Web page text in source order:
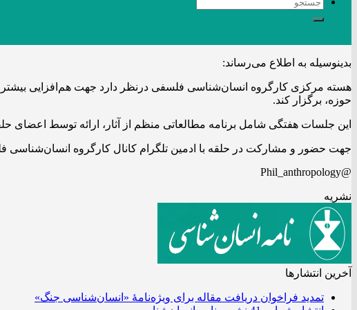
بدینوسیله به اطلاع می‌رساند:
هسته مرکزی کارگروه انسان‌شناسی فلسفی درنظر دارد جهت هم‌افزایی
حوزه، برگزار کند.
این جلسات هفتگی شامل برنامه مطالعاتی منظم از آثار، ارائه توسط اعضای
جهت حضور و مشارکت در حلقه با ادمین تلگرام کانال کارگروه انسان‌شناسی
@Phil_anthropology
نشریه
آخرین انتشار‌ها
تمدید فراخوان دریافت مقاله برای ویژه‌نامۀ «انسان‌شناسی جنگ»